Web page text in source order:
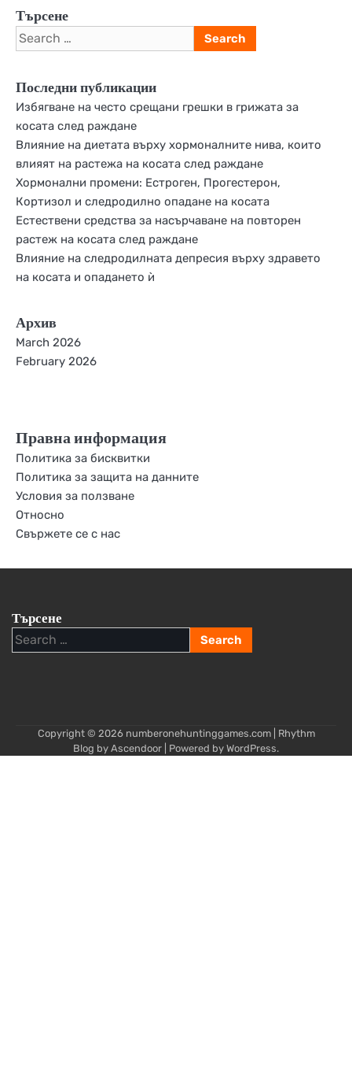
Търсене
Search
for:
Последни публикации
Избягване на често срещани грешки в грижата за
косата след раждане
Влияние на диетата върху хормоналните нива, които
влияят на растежа на косата след раждане
Хормонални промени: Естроген, Прогестерон,
Кортизол и следродилно опадане на косата
Естествени средства за насърчаване на повторен
растеж на косата след раждане
Влияние на следродилната депресия върху здравето
на косата и опадането ѝ
Архив
March 2026
February 2026
Правна информация
Политика за бисквитки
Политика за защита на данните
Условия за ползване
Относно
Свържете се с нас
Търсене
Search
for:
Copyright © 2026 numberonehuntinggames.com| Rhythm
Blog by Ascendoor | Powered by WordPress.